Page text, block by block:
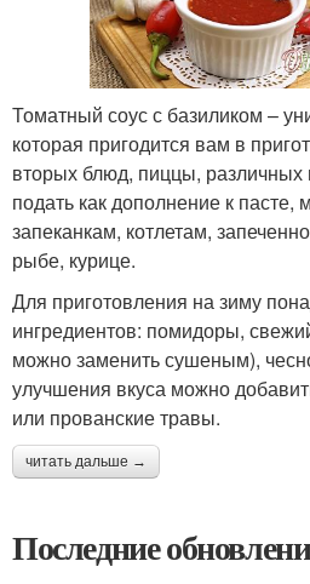
Томатный соус с базиликом –
которая пригодится вам в
вторых блюд, пиццы,
подать как дополнение к
запеканкам, котлетам,
рыбе, курице.
Для приготовления на зиму
ингредиентов: помидоры,
можно заменить сушеным),
улучшения вкуса можно
или прованские травы.
читать дальше →
Последние